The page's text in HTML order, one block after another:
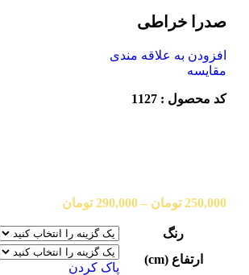
صدرا خراطی
افزودن به علاقه مندی
مقایسه
کد محصول : 1127
250,000 تومان –
290,000 تومان
رنگ
ارتفاع (cm)
پاک کردن